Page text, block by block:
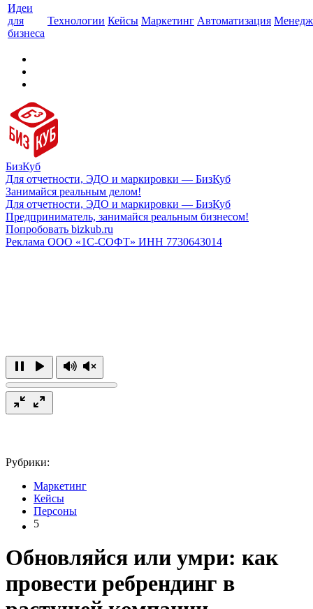
Идеи
для
бизнеса
Технологии Кейсы Маркетинг Автоматизация
БизКуб
Для отчетности, ЭДО и маркировки — БизКуб
Занимайся реальным делом!
Для отчетности, ЭДО и маркировки — БизКуб
Предприниматель, занимайся реальным бизнесом!
Попробовать bizkub.ru
Реклама ООО «1С-СОФТ» ИНН 7730643014
Рубрики:
Маркетинг
Кейсы
Персоны
5
Обновляйся или умри: как
провести ребрендинг в